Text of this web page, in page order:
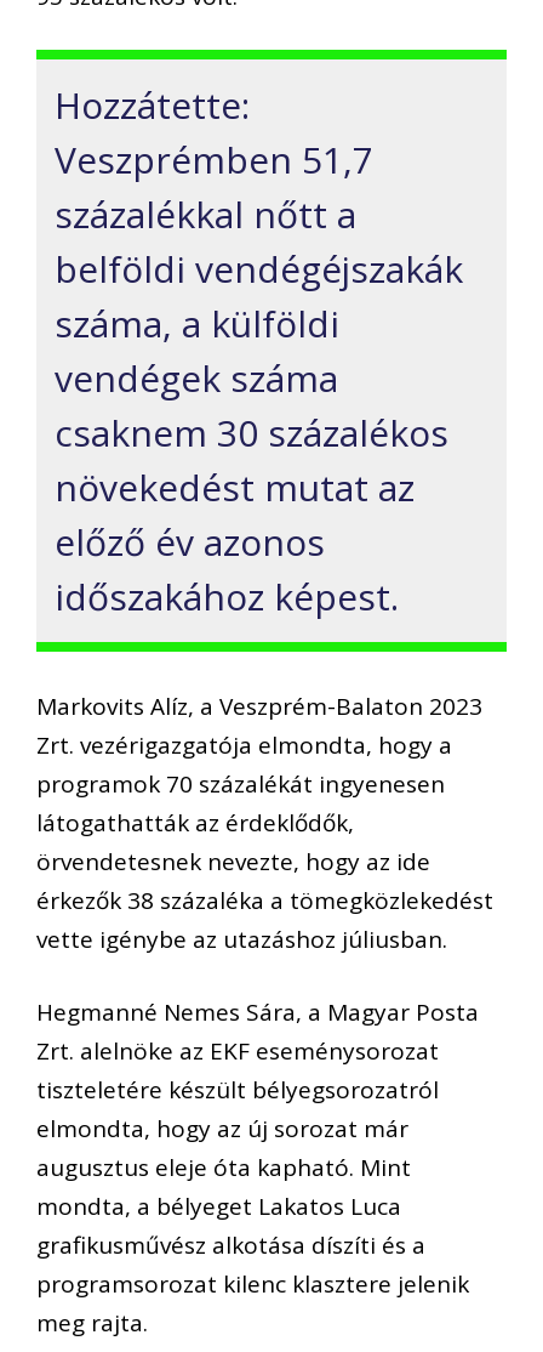
Hozzátette:
Veszprémben 51,7
százalékkal nőtt a
belföldi vendégéjszakák
száma, a külföldi
vendégek száma
csaknem 30 százalékos
növekedést mutat az
előző év azonos
időszakához képest.
Markovits Alíz, a Veszprém-Balaton 2023
Zrt. vezérigazgatója elmondta, hogy a
programok 70 százalékát ingyenesen
látogathatták az érdeklődők,
örvendetesnek nevezte, hogy az ide
érkezők 38 százaléka a tömegközlekedést
vette igénybe az utazáshoz júliusban.
Hegmanné Nemes Sára, a Magyar Posta
Zrt. alelnöke az EKF eseménysorozat
tiszteletére készült bélyegsorozatról
elmondta, hogy az új sorozat már
augusztus eleje óta kapható. Mint
mondta, a bélyeget Lakatos Luca
grafikusművész alkotása díszíti és a
programsorozat kilenc klasztere jelenik
meg rajta.